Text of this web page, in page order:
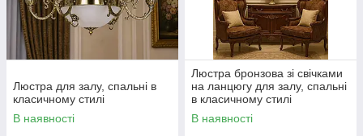
Люстра для залу, спальні в
класичному стилі
В наявності
Люстра бронзова зі свічками
на ланцюгу для залу, спальні
в класичному стилі
В наявності